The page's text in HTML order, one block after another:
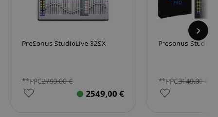
PreSonus StudioLive 32SX
**PPC2799,00€
2549,00 €
Presonus
**PPC3149,00€